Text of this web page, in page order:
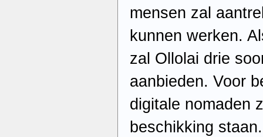
mensen zal
kunnen werken.
zal Ollolai drie
aanbieden. Voor
digitale nomaden
beschikking